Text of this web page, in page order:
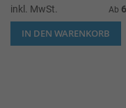
inkl. MwSt. Ab
IN DEN WARENKORB